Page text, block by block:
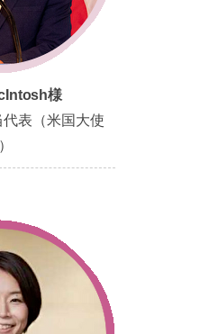
様
表（米国大使